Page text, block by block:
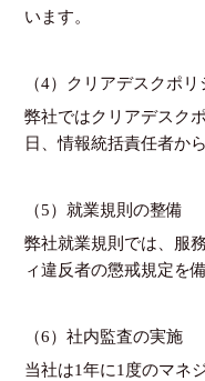
います。
（4）クリアデスクポ
弊社ではクリアデスク
日、情報統括責任者か
（5）就業規則の整備
弊社就業規則では、服
ィ違反者の懲戒規定を
（6）社内監査の実施
当社は1年に1度のマネ